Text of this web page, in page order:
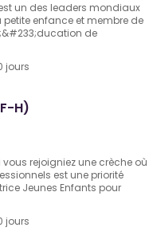
un des leaders mondiaux
enfance et membre de
de
jours
H)
vous rejoigniez une crèche où
est une priorité
Jeunes Enfants pour
jours